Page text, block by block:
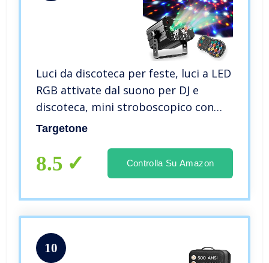
Luci da discoteca per feste, luci a LED
RGB attivate dal suono per DJ e
discoteca, mini stroboscopico con
telecomando per bambini,
matrimoni, bar[Classe energetica
A+++]
Targetone
8.5 Controlla Su Amazon
10